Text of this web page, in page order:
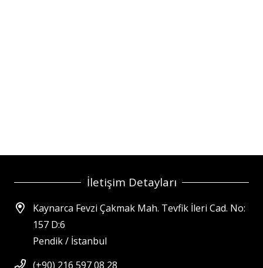
İletişim Detayları
Kaynarca Fevzi Çakmak Mah. Tevfik İleri Cad. No:
157 D:6
Pendik / İstanbul
(+90) 216 597 08 28